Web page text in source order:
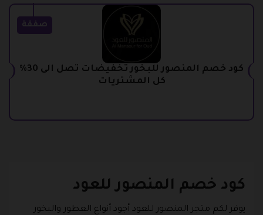
صفقة
كود خصم المنصور للبخور تخفيضات تصل الى 30%
كل المشتريات
كود خصم المنصور للعود
يوفر لكم متجر المنصور للعود أجود أنواع العطور والبخور